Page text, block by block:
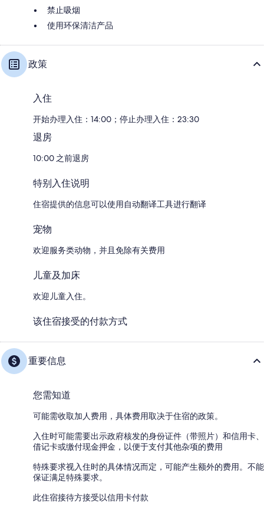
禁止吸烟
使用环保清洁产品
政策
入住
开始办理入住：14:00；停止办理入住：23:30
退房
10:00 之前退房
特别入住说明
住宿提供的信息可以使用自动翻译工具进行翻译
宠物
欢迎服务类动物，并且免除有关费用
儿童及加床
欢迎儿童入住。
该住宿接受的付款方式
重要信息
您需知道
可能需收取加人费用，具体费用取决于住宿的政策。
入住时可能需要出示政府核发的身份证件（带照片）和信用卡、
借记卡或缴付现金押金，以便于支付其他杂项的费用
特殊要求视入住时的具体情况而定，可能产生额外的费用。不能
保证满足特殊要求。
此住宿接待方接受以信用卡付款